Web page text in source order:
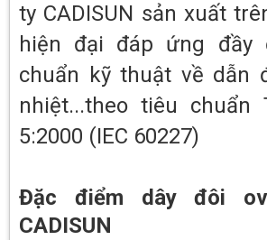
ty CADISUN sản xuất
hiện đại đáp ứng đầy
chuẩn kỹ thuật về dẫn
nhiệt...theo tiêu chuẩn
5:2000 (IEC 60227)
Đặc điểm dây đôi
CADISUN